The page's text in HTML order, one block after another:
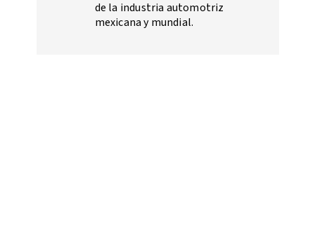
de la industria automotriz
mexicana y mundial.